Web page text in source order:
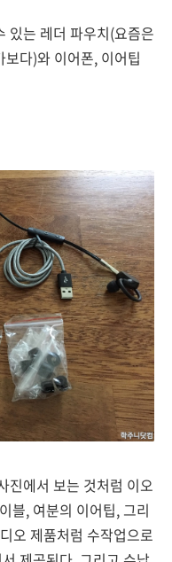
있는 레더 파우치(요즘은
다)와 이어폰, 이어팁
진에서 보는 것처럼 이오
블, 여분의 이어팁, 그리
오 제품처럼 수작업으로